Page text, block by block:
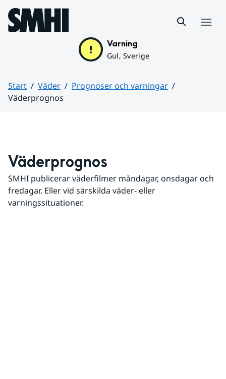
Hoppa till sidans innehåll
Varning
Gul, Sverige
Start Väder
Prognoser och varningar
Väderprognos
Väderprognos
SMHI publicerar väderfilmer måndagar, onsdagar och
fredagar. Eller vid särskilda väder- eller
varningssituationer.